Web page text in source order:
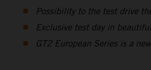
Possibility to the test drive
Exclusive test day in
GT2 European Series is a